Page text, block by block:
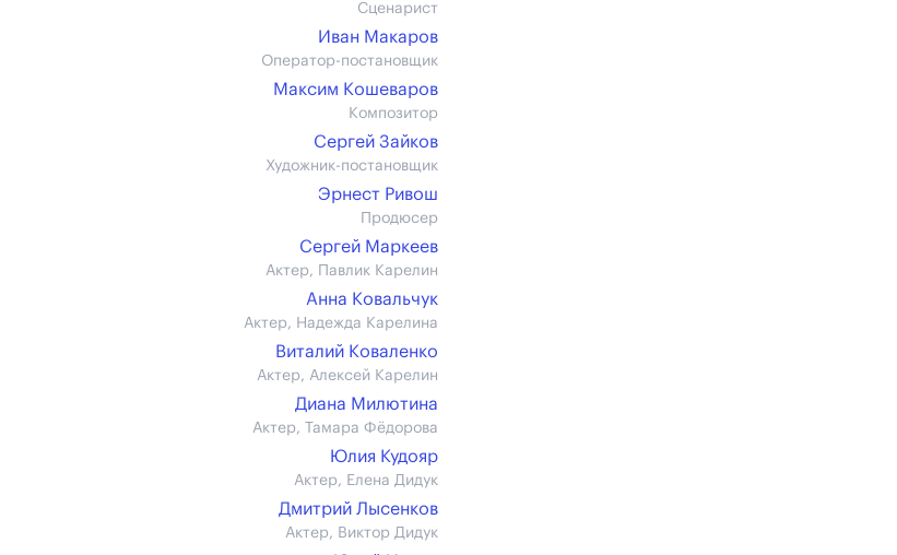
Сценарист
Иван Макаров
Оператор-постановщик
Максим Кошеваров
Композитор
Сергей Зайков
Художник-постановщик
Эрнест Ривош
Продюсер
Сергей Маркеев
Актер, Павлик Карелин
Анна Ковальчук
Актер, Надежда Карелина
Виталий Коваленко
Актер, Алексей Карелин
Диана Милютина
Актер, Тамара Фёдорова
Юлия Кудояр
Актер, Елена Дидук
Дмитрий Лысенков
Актер, Виктор Дидук